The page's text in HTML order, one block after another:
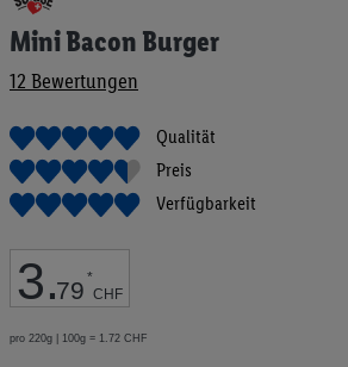
Mini Bacon Burger
12 Bewertungen
Qualität
Preis
Verfügbarkeit
3.79 *
CHF
pro 220g | 100g = 1.72 CHF
Anfang
der
springen